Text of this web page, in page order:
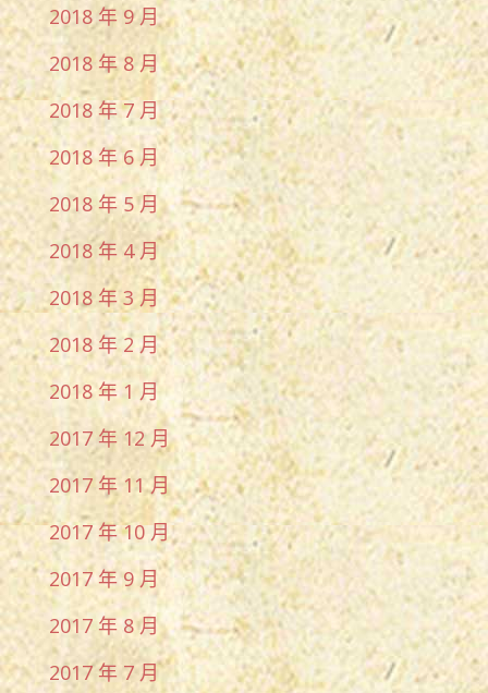
2018 年 9 月
2018 年 8 月
2018 年 7 月
2018 年 6 月
2018 年 5 月
2018 年 4 月
2018 年 3 月
2018 年 2 月
2018 年 1 月
2017 年 12 月
2017 年 11 月
2017 年 10 月
2017 年 9 月
2017 年 8 月
2017 年 7 月